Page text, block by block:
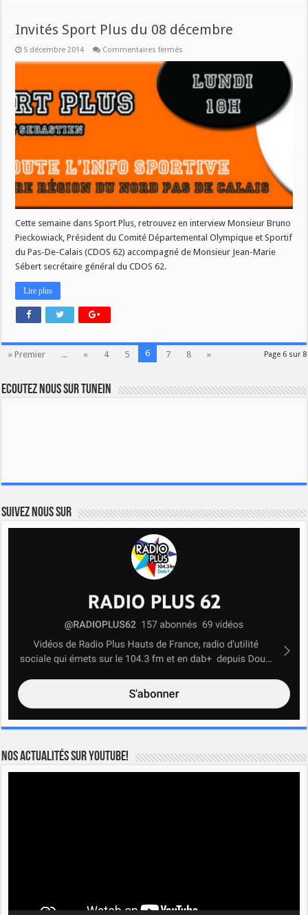
Invités Sport Plus du 08 décembre
5 décembre 2014 Commentaires fermés
Plus
décembre
Cette semaine dans Sport Plus, retrouvez en interview Monsieur Bruno
Pieckowiack, Président du Comité Départemental Olympique et Sportif
du Pas-De-Calais (CDOS 62) accompagné de Monsieur Jean-Marie
Sébert secrétaire général du CDOS 62.
Lire plus
Page 6 sur 8
» Premier ... « 4 5 6 7 8 »
Ecoutez nous sur TuneIn
Suivez nous sur
Nos actualités sur YOUTUBE!